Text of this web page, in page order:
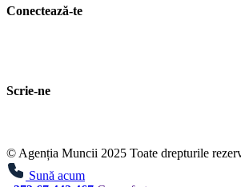
Conectează-te
Scrie-ne
© Agenția Muncii 2025 Toate drepturile
Sună acum